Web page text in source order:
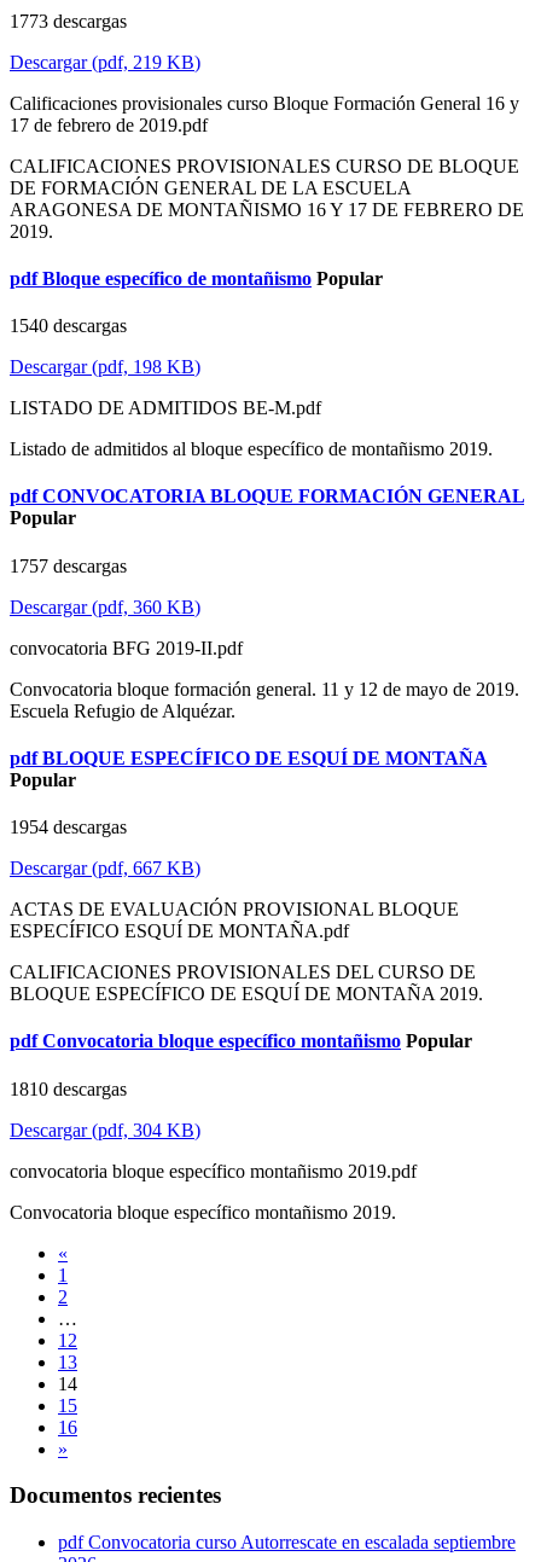
1773 descargas
Descargar(pdf, 219 KB)
Calificaciones provisionales curso Bloque Formación General 16 y
17 de febrero de 2019.pdf
CALIFICACIONES PROVISIONALES CURSO DE BLOQUE
DE FORMACIÓN GENERAL DE LA ESCUELA
ARAGONESA DE MONTAÑISMO 16 Y 17 DE FEBRERO DE
2019.
pdf Bloque específico de montañismo Popular
1540 descargas
Descargar(pdf, 198 KB)
LISTADO DE ADMITIDOS BE-M.pdf
Listado de admitidos al bloque específico de montañismo 2019.
pdf CONVOCATORIA BLOQUE FORMACIÓN GENERAL
Popular
1757 descargas
Descargar(pdf, 360 KB)
convocatoria BFG 2019-II.pdf
Convocatoria bloque formación general. 11 y 12 de mayo de 2019.
Escuela Refugio de Alquézar.
pdf BLOQUE ESPECÍFICO DE ESQUÍ DE MONTAÑA
Popular
1954 descargas
Descargar(pdf, 667 KB)
ACTAS DE EVALUACIÓN PROVISIONAL BLOQUE
ESPECÍFICO ESQUÍ DE MONTAÑA.pdf
CALIFICACIONES PROVISIONALES DEL CURSO DE
BLOQUE ESPECÍFICO DE ESQUÍ DE MONTAÑA 2019.
pdf Convocatoria bloque específico montañismo Popular
1810 descargas
Descargar(pdf, 304 KB)
convocatoria bloque específico montañismo 2019.pdf
Convocatoria bloque específico montañismo 2019.
«
1
2
…
12
13
14
15
16
»
Documentos recientes
pdf Convocatoria curso Autorrescate en escalada septiembre